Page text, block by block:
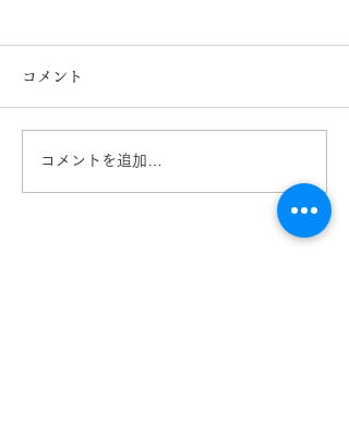
agnes b. アニエスｂ. 新
コメント
コメントを追加…